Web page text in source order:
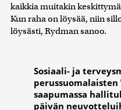
kaikkia muitakin
Kun raha on löysää, niin
löysästi, Rydman sanoo.
Sosiaali- ja
perussuomalaisten
saapumassa
päivän